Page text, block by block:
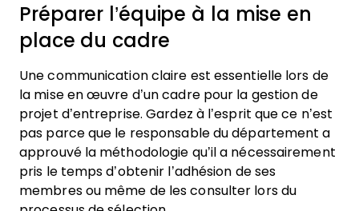
Préparer l’équipe à la mise en
place du cadre
Une communication claire est essentielle lors de
la mise en œuvre d’un cadre pour la gestion de
projet d’entreprise. Gardez à l’esprit que ce n’est
pas parce que le responsable du département a
approuvé la méthodologie qu’il a nécessairement
pris le temps d’obtenir l’adhésion de ses
membres ou même de les consulter lors du